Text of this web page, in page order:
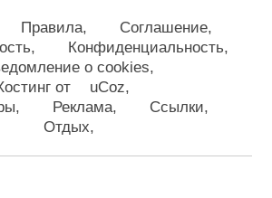
Правила
Соглашение
Конфиденциальность
о cookies
от
uCoz
Реклама
Ссылки
Отдых